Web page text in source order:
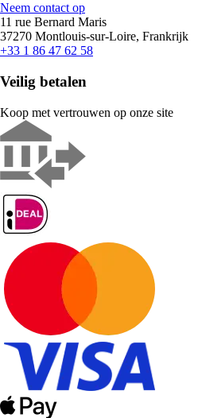
Neem contact op
11 rue Bernard Maris
37270 Montlouis-sur-Loire, Frankrijk
+33 1 86 47 62 58
Veilig betalen
Koop met vertrouwen op onze site